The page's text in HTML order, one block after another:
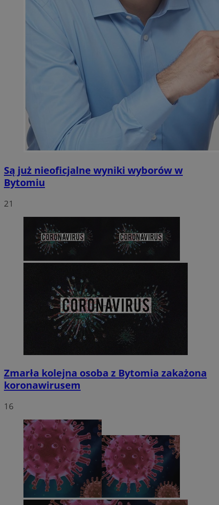
Są już nieoficjalne wyniki wyborów w
Bytomiu
21
Zmarła kolejna osoba z Bytomia zakażona
koronawirusem
16